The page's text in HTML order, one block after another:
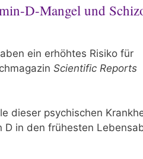
D-Mangel und
ein erhöhtes Risiko für
Scientific Reports
dieser psychischen
in den frühesten